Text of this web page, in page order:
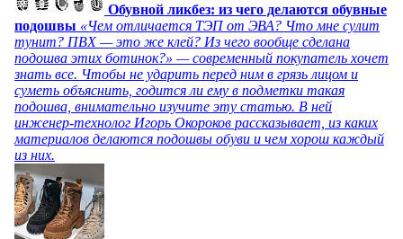
Обувной ликбез: из чего делаются обувные
подошвы «Чем отличается ТЭП от ЭВА? Что мне сулит
тунит? ПВХ — это же клей? Из чего вообще сделана
подошва этих ботинок?» — современный покупатель хочет
знать все. Чтобы не ударить перед ним в грязь лицом и
суметь объяснить, годится ли ему в подметки такая
подошва, внимательно изучите эту статью. В ней
инженер-технолог Игорь Окороков рассказывает, из каких
материалов делаются подошвы обуви и чем хорош каждый
из них.